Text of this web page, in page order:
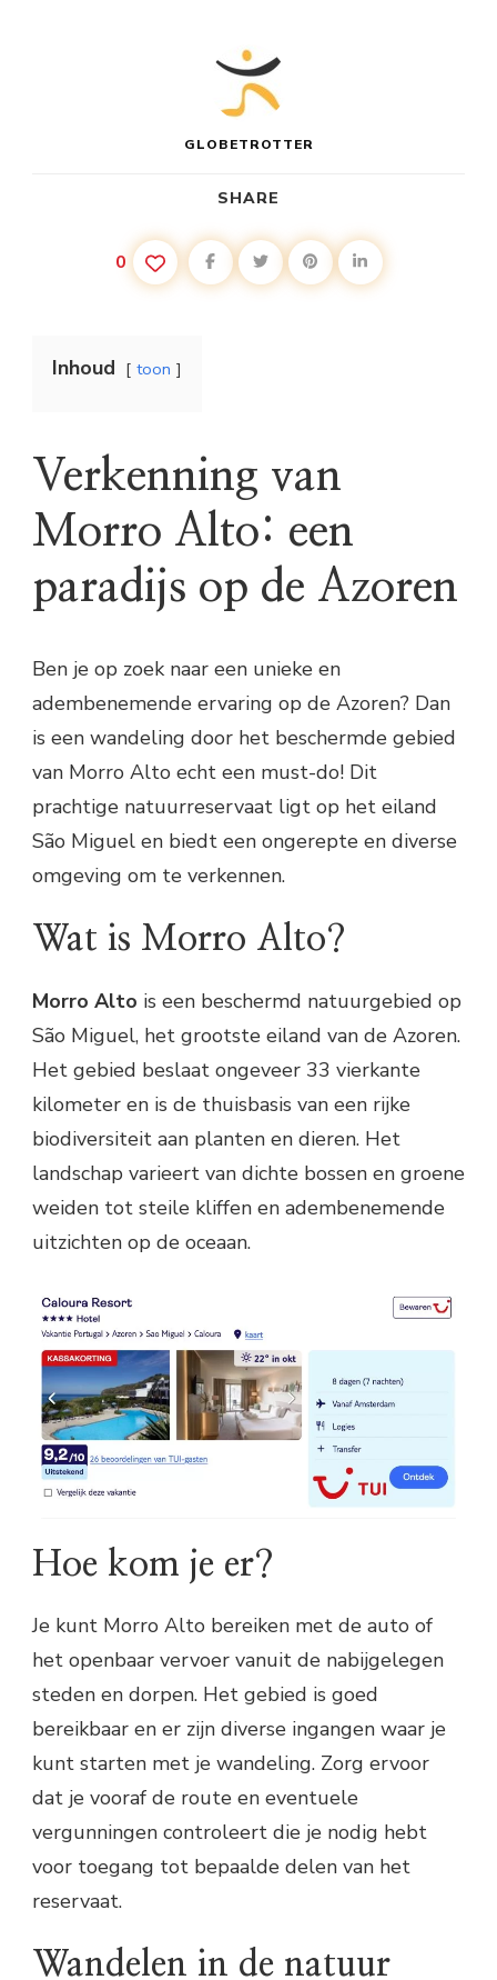
GLOBETROTTER
SHARE
0
Inhoud toon
Verkenning van
Morro Alto: een
paradijs op de Azoren
Ben je op zoek naar een unieke en
adembenemende ervaring op de Azoren? Dan
is een wandeling door het beschermde gebied
van Morro Alto echt een must-do! Dit
prachtige natuurreservaat ligt op het eiland
São Miguel en biedt een ongerepte en diverse
omgeving om te verkennen.
Wat is Morro Alto?
Morro Alto is een beschermd natuurgebied op
São Miguel, het grootste eiland van de Azoren.
Het gebied beslaat ongeveer 33 vierkante
kilometer en is de thuisbasis van een rijke
biodiversiteit aan planten en dieren. Het
landschap varieert van dichte bossen en groene
weiden tot steile kliffen en adembenemende
uitzichten op de oceaan.
Hoe kom je er?
Je kunt Morro Alto bereiken met de auto of
het openbaar vervoer vanuit de nabijgelegen
steden en dorpen. Het gebied is goed
bereikbaar en er zijn diverse ingangen waar je
kunt starten met je wandeling. Zorg ervoor
dat je vooraf de route en eventuele
vergunningen controleert die je nodig hebt
voor toegang tot bepaalde delen van het
reservaat.
Wandelen in de natuur